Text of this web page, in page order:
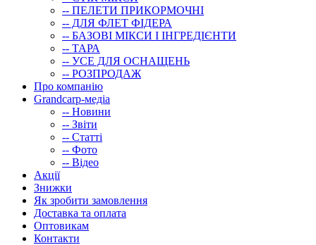
-- ПЕЛЕТИ ПРИКОРМОЧНІ
-- ДЛЯ ФЛЕТ ФІДЕРА
-- БАЗОВІ МІКСИ І ІНГРЕДІЄНТИ
-- ТАРА
-- УСЕ ДЛЯ ОСНАЩЕНЬ
-- РОЗПРОДАЖ
Про компанію
Grandcarp-медіа
-- Новини
-- Звіти
-- Статті
-- Фото
-- Відео
Акції
Знижки
Як зробити замовлення
Доставка та оплата
Оптовикам
Контакти